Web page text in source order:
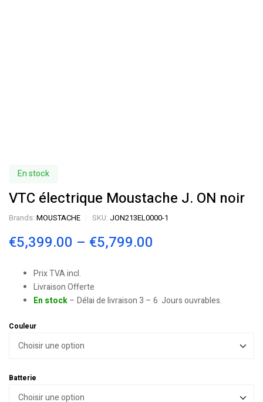
En stock
VTC électrique Moustache J. ON noir
Brands: MOUSTACHE SKU: JON213EL0000-1
€5,399.00 – €5,799.00
Prix TVA incl.
Livraison Offerte
En stock– Délai de livraison 3 – 6 Jours ouvrables.
Couleur
Batterie